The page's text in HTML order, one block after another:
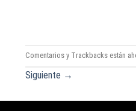
Comentarios y Trackbacks están
Siguiente →